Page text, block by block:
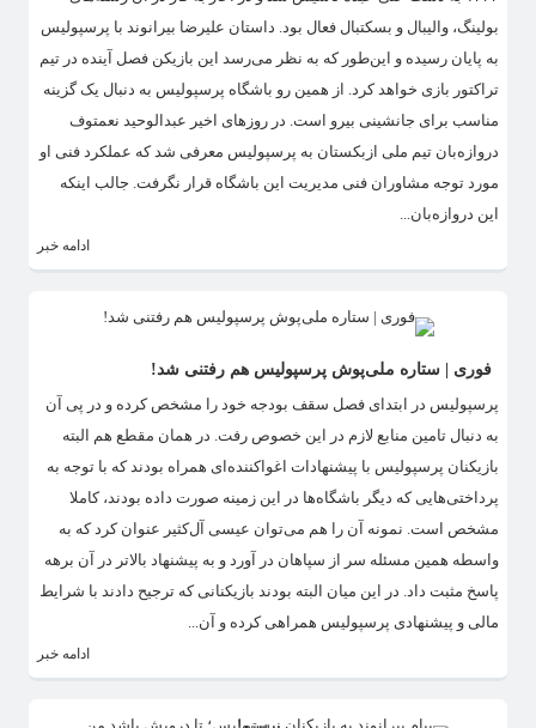
بولینگ، والیبال و بسکتبال فعال بود. داستان علیرضا بیرانوند با پرسپولیس
به پایان رسیده و این‌طور که به نظر می‌رسد این بازیکن فصل آینده در تیم
تراکتور بازی خواهد کرد. از همین رو باشگاه پرسپولیس به دنبال یک گزینه
مناسب برای جانشینی بیرو است. در روزهای اخیر عبدالوحید نعمتوف
دروازه‌بان تیم ملی ازبکستان به پرسپولیس معرفی شد که عملکرد فنی او
مورد توجه مشاوران فنی مدیریت این باشگاه قرار نگرفت. جالب اینکه
این دروازه‌بان...
ادامه خبر
فوری | ستاره ملی‌پوش پرسپولیس هم رفتنی شد!
پرسپولیس در ابتدای فصل سقف بودجه خود را مشخص کرده و در پی آن
به دنبال تامین منابع لازم در این خصوص رفت. در همان مقطع هم البته
بازیکنان پرسپولیس با پیشنهادات اغواکننده‌ای همراه بودند که با توجه به
پرداختی‌هایی که دیگر باشگاه‌ها در این زمینه صورت داده بودند، کاملا
مشخص است. نمونه آن را هم می‌توان عیسی آل‌کثیر عنوان کرد که به
واسطه همین مسئله سر از سپاهان در آورد و به پیشنهاد بالاتر در آن برهه
پاسخ مثبت داد. در این میان البته بودند بازیکنانی که ترجیح دادند با شرایط
مالی و پیشنهادی پرسپولیس همراهی کرده و آن...
ادامه خبر